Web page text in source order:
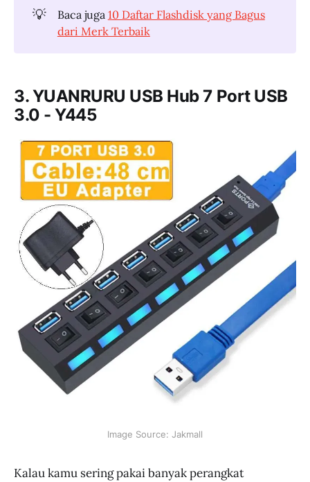
💡 Baca juga 10 Daftar Flashdisk yang Bagus
dari Merk Terbaik
3. YUANRURU USB Hub 7 Port USB
3.0 - Y445
Image Source: Jakmall
Kalau kamu sering pakai banyak perangkat